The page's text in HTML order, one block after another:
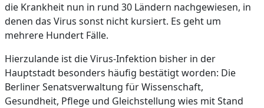
die Krankheit nun in rund 30 Ländern nachgewiesen, in
denen das Virus sonst nicht kursiert. Es geht um
mehrere Hundert Fälle.
Hierzulande ist die Virus-Infektion bisher in der
Hauptstadt besonders häufig bestätigt worden: Die
Berliner Senatsverwaltung für Wissenschaft,
Gesundheit, Pflege und Gleichstellung wies mit Stand